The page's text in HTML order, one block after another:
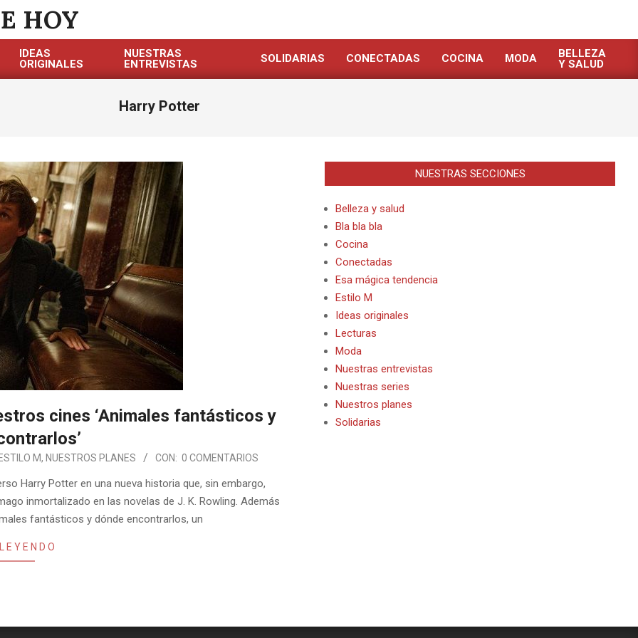
HOY
IDEAS
ORIGINALES
NUESTRAS
ENTREVISTAS
SOLIDARIAS CONECTADAS COCINA MODA
BELLEZA
Y SALUD
Harry Potter
cines ‘Animales fantásticos y
ESTILO M, NUESTROS PLANES CON: 0 COMENTARIOS
Harry Potter en una nueva historia que, sin embargo,
inmortalizado en las novelas de J. K. Rowling. Además
fantásticos y dónde encontrarlos, un
NUESTRAS SECCIONES
Belleza y salud
Bla bla bla
Cocina
Conectadas
Esa mágica tendencia
Estilo M
Ideas originales
Lecturas
Moda
Nuestras entrevistas
Nuestras series
Nuestros planes
Solidarias